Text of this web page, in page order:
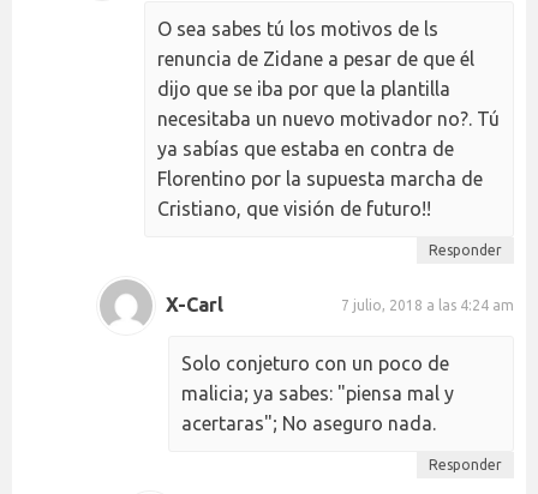
O sea sabes tú los motivos de ls
renuncia de Zidane a pesar de que él
dijo que se iba por que la plantilla
necesitaba un nuevo motivador no?. Tú
ya sabías que estaba en contra de
Florentino por la supuesta marcha de
Cristiano, que visión de futuro!!
Responder
X-Carl 7 julio, 2018 a las 4:24 am
Solo conjeturo con un poco de
malicia; ya sabes: "piensa mal y
acertaras"; No aseguro nada.
Responder